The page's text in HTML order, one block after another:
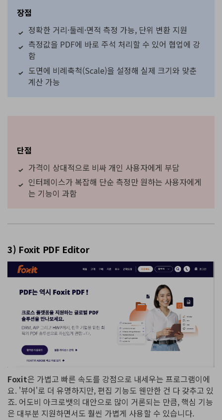
장점
정확한 거리·둘레·면적 측정 가능, 단위 변환 지원
측정값을 PDF에 바로 주석 처리할 수 있어 협업에 강
함
도면에 비례축척(Scale)을 설정해 실제 크기와 맞춘
계산 가능
단점
가격이 상대적으로 비싸 개인 사용자에게 부담
인터페이스가 복잡해 단순 측정만 원하는 사용자에게
는 기능이 과함
3) Foxit PDF Editor
Foxit은 가볍고 빠른 속도를 강점으로 내세우는 프로그램이에
요. '뷰어'로 더 유명하지만, 편집 기능도 웬만한 건 다 갖추고 있
죠. 어도비 아크로뱃의 대안으로 많이 거론되는 만큼, 핵심 기능
은 대부분 지원하면서도 훨씬 가볍게 사용할 수 있습니다.